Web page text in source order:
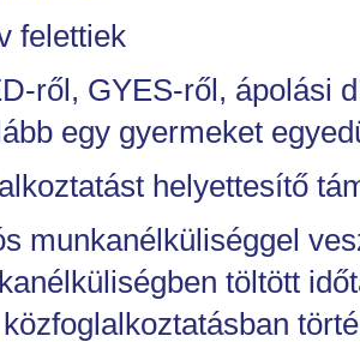
felettiek
ről, GYES-ről, ápolási
egy gyermeket
helyettesítő
munkanélküliséggel
töltött